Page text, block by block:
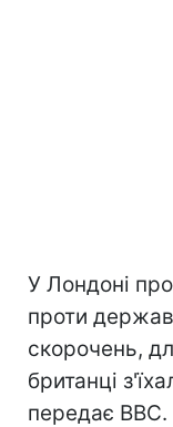
У Лондоні
проти
скорочень,
британці
передає ВВС.